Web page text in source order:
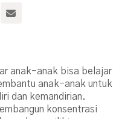
anak-anak bisa belajar
anak-anak untuk
dan kemandirian.
konsentrasi